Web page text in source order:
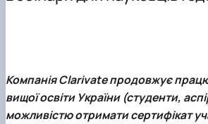
Відеородзинки
Організація практик студентів
ОПП "Технології зберігання та
Компанія Clarivate продовжує
вищої освіти України (студенти,
можливістю отримати сертифікат